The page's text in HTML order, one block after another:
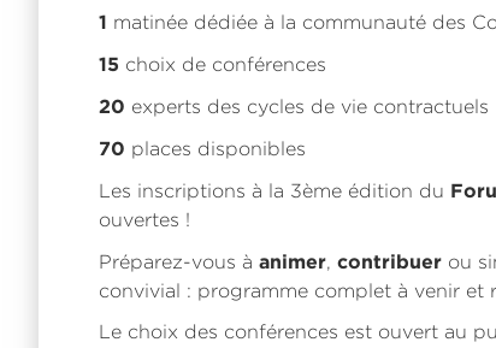
1 matinée dédiée à la communauté des
15 choix de conférences
20 experts des cycles de vie contractuels
70 places disponibles
Les inscriptions à la 3ème édition du
ouvertes !
Préparez-vous à animer, contribuer ou
convivial : programme complet à venir et
Le choix des conférences est ouvert au